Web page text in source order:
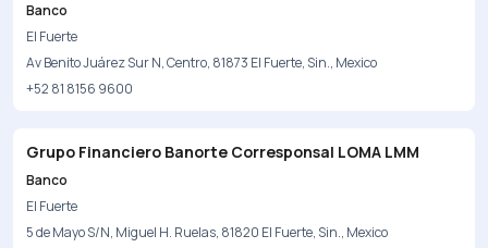
Banco
El Fuerte
Av Benito Juárez Sur N, Centro, 81873 El Fuerte, Sin., Mexico
+52 81 8156 9600
Grupo Financiero Banorte Corresponsal LOMA LMM
Banco
El Fuerte
5 de Mayo S/N, Miguel H. Ruelas, 81820 El Fuerte, Sin., Mexico